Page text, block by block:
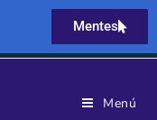
Mentes
Menú